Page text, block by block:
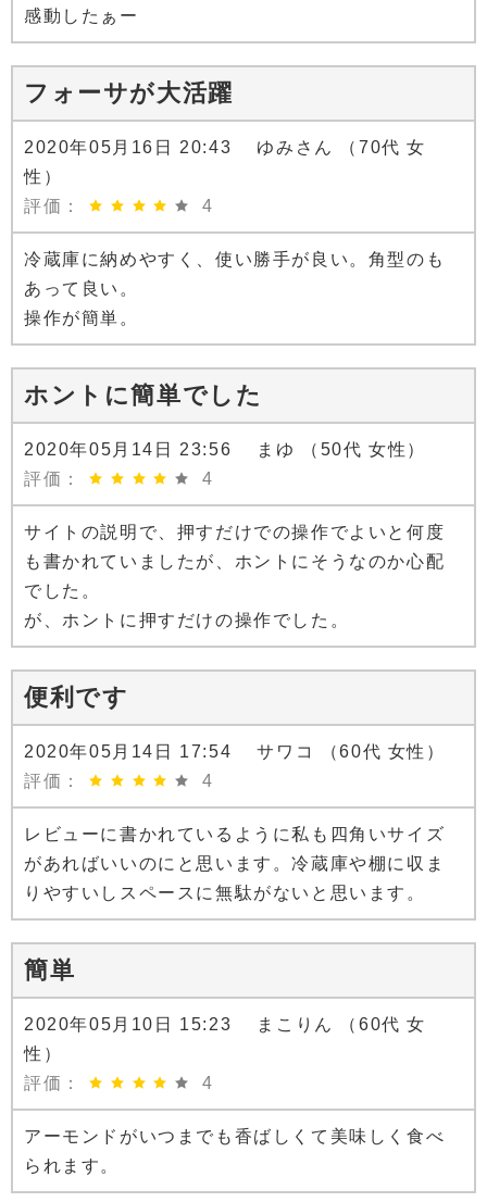
感動したぁー
フォーサが大活躍
2020年05月16日 20:43 ゆみさん （70代 女
性）
評価：
4
冷蔵庫に納めやすく、使い勝手が良い。角型のも
あって良い。
操作が簡単。
ホントに簡単でした
2020年05月14日 23:56 まゆ （50代 女性）
評価：
4
サイトの説明で、押すだけでの操作でよいと何度
も書かれていましたが、ホントにそうなのか心配
でした。
が、ホントに押すだけの操作でした。
便利です
2020年05月14日 17:54 サワコ （60代 女性）
評価：
4
レビューに書かれているように私も四角いサイズ
があればいいのにと思います。冷蔵庫や棚に収ま
りやすいしスペースに無駄がないと思います。
簡単
2020年05月10日 15:23 まこりん （60代 女
性）
評価：
4
アーモンドがいつまでも香ばしくて美味しく食べ
られます。